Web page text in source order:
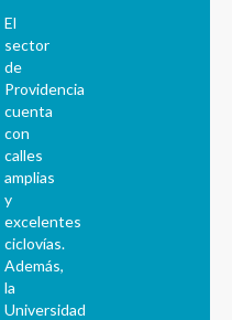
El
sector
de
Providencia
cuenta
con
calles
amplias
y
excelentes
ciclovías.
Además,
la
Universidad